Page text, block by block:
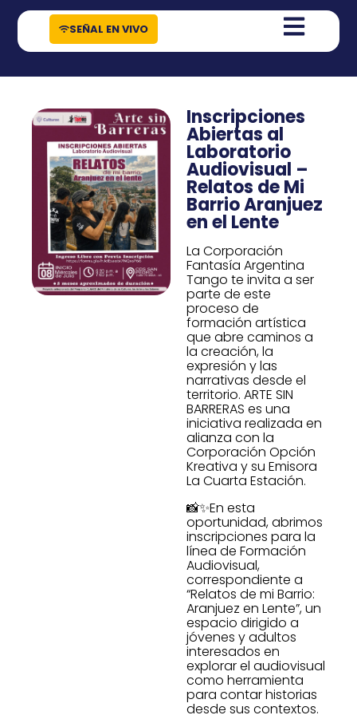
contenido
SEÑAL EN VIVO
Inscripciones
Abiertas al
Laboratorio
Audiovisual –
Relatos de Mi
Barrio Aranjuez
en el Lente
La Corporación
Fantasía Argentina
Tango te invita a ser
parte de este
proceso de
formación artística
que abre caminos a
la creación, la
expresión y las
narrativas desde el
territorio. ARTE SIN
BARRERAS es una
iniciativa realizada en
alianza con la
Corporación Opción
Kreativa y su Emisora
La Cuarta Estación.
📸✨En esta
oportunidad, abrimos
inscripciones para la
línea de Formación
Audiovisual,
correspondiente a
“Relatos de mi Barrio:
Aranjuez en Lente”, un
espacio dirigido a
jóvenes y adultos
interesados en
explorar el audiovisual
como herramienta
para contar historias
desde sus contextos.